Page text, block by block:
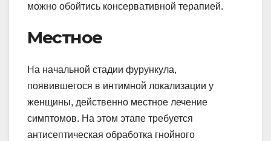
можно обойтись консервативной терапией.
Местное
На начальной стадии фурункула,
появившегося в интимной локализации у
женщины, действенно местное лечение
симптомов. На этом этапе требуется
антисептическая обработка гнойного